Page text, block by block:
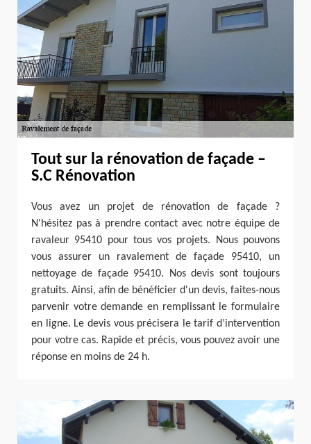
Tout sur la rénovation de façade –
S.C Rénovation
Vous avez un projet de rénovation de façade ?
N'hésitez pas à prendre contact avec notre équipe de
ravaleur 95410 pour tous vos projets. Nous pouvons
vous assurer un ravalement de façade 95410, un
nettoyage de façade 95410. Nos devis sont toujours
gratuits. Ainsi, afin de bénéficier d'un devis, faites-nous
parvenir votre demande en remplissant le formulaire
en ligne. Le devis vous précisera le tarif d’intervention
pour votre cas. Rapide et précis, vous pouvez avoir une
réponse en moins de 24 h.